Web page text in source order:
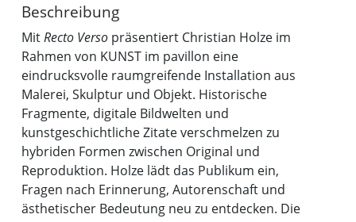
Beschreibung
MitRecto Verso präsentiert Christian Holze im
Rahmen von KUNST im pavillon eine
eindrucksvolle raumgreifende Installation aus
Malerei, Skulptur und Objekt. Historische
Fragmente, digitale Bildwelten und
kunstgeschichtliche Zitate verschmelzen zu
hybriden Formen zwischen Original und
Reproduktion. Holze lädt das Publikum ein,
Fragen nach Erinnerung, Autorenschaft und
ästhetischer Bedeutung neu zu entdecken. Die